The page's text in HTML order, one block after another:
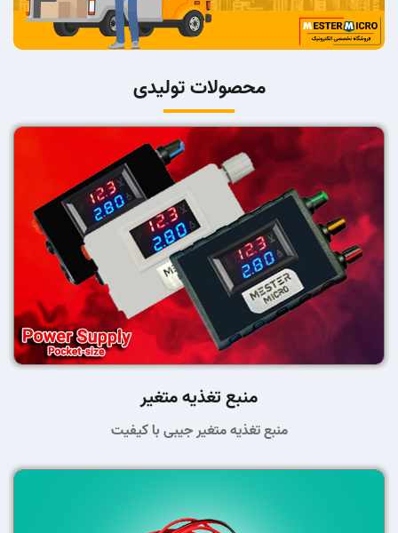
محصولات تولیدی
منبع تغذیه متغیر
منبع تغذیه متغیر جیبی با کیفیت